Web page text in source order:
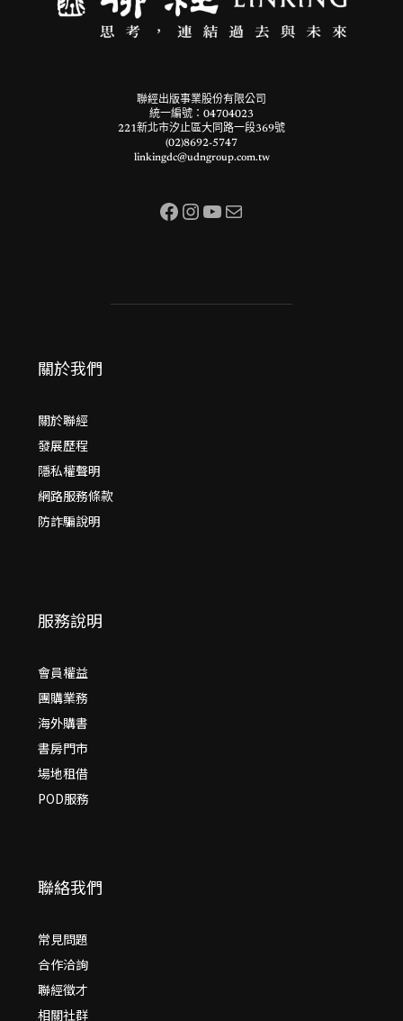
聯經出版事業股份有限公司
統一編號：04704023
221新北市汐止區大同路一段369號
(02)8692-5747
linkingdc@udngroup.com.tw
Facebook InstagramYouTube 電子郵件
關於我們
關於聯經
發展歷程
隱私權聲明
網路服務條款
防詐騙說明
服務說明
會員權益
團購業務
海外購書
書房門市
場地租借
POD服務
聯絡我們
常見問題
合作洽詢
聯經徵才
相關社群